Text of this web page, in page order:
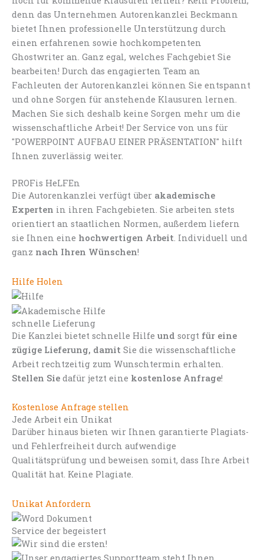
denn das Unternehmen Autorenkanzlei Beckmann
bietet Ihnen professionelle Unterstützung durch
einen erfahrenen sowie hochkompetenten
Ghostwriter an. Ganz egal, welches Fachgebiet Sie
bearbeiten! Durch das engagierten Team an
Fachleuten der Autorenkanzlei können Sie entspannt
und ohne Sorgen für anstehende Klausuren lernen.
Machen Sie sich deshalb keine Sorgen mehr um die
wissenschaftliche Arbeit! Der Service von uns für
"POWERPOINT AUFBAU EINER PRÄSENTATION" hilft
Ihnen zuverlässig weiter.
PROFis HeLFEn
Die Autorenkanzlei verfügt über akademische
Experten in ihren Fachgebieten. Sie arbeiten stets
orientiert an staatlichen Normen, außerdem liefern
sie Ihnen eine hochwertigen Arbeit. Individuell und
ganz nach Ihren Wünschen!
Hilfe Holen
schnelle Lieferung
Die Kanzlei bietet schnelle Hilfe und sorgt für eine
zügige Lieferung, damit Sie die wissenschaftliche
Arbeit rechtzeitig zum Wunschtermin erhalten.
Stellen Sie dafür jetzt eine kostenlose Anfrage!
Kostenlose Anfrage stellen
Jede Arbeit ein Unikat
Darüber hinaus bieten wir Ihnen garantierte Plagiats-
und Fehlerfreiheit durch aufwendige
Qualitätsprüfung und beweisen somit, dass Ihre Arbeit
Qualität hat. Keine Plagiate.
Unikat Anfordern
Service der begeistert